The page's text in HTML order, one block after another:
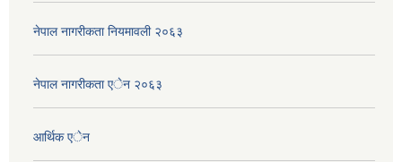
नेपाल नागरीकता नियमावली २०६३
नेपाल नागरीकता एेन २०६३
आर्थिक एेन